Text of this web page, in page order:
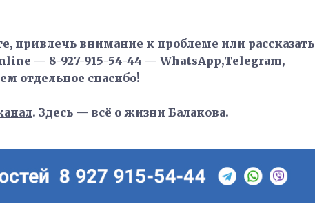
привлечь внимание к проблеме или рассказать
— 8-927-915-54-44 — WhatsApp,Telegram,
отдельное спасибо!
. Здесь — всё о жизни Балакова.